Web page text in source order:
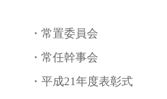
・常置委員会
・常任幹事会
・平成21年度表彰式